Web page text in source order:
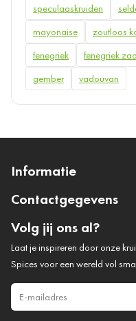
speculaaskruiden
mayonaise
zoutloos
fenegriek
fenegriek
gember
vadouvan
Informatie
Contactgegevens
Volg jij ons al?
Laat je inspireren door onze
Spices voor een wereld vol